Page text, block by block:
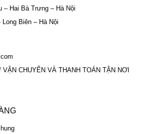
Hai Bà Trưng – Hà Nội
Biên – Hà Nội
CHUYỂN VÀ THANH TOÁN TẬN NƠI